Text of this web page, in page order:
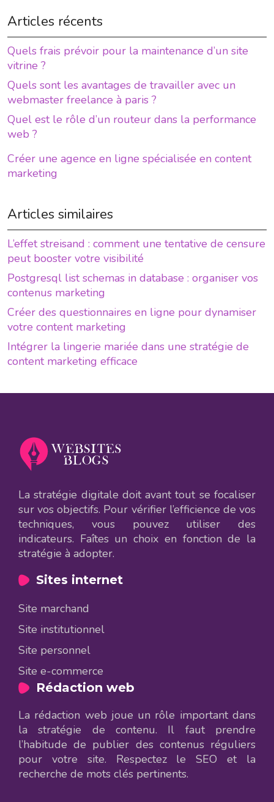
Articles récents
Quels frais prévoir pour la maintenance d’un site
vitrine ?
Quels sont les avantages de travailler avec un
webmaster freelance à paris ?
Quel est le rôle d’un routeur dans la performance
web ?
Créer une agence en ligne spécialisée en content
marketing
Articles similaires
L’effet streisand : comment une tentative de censure
peut booster votre visibilité
Postgresql list schemas in database : organiser vos
contenus marketing
Créer des questionnaires en ligne pour dynamiser
votre content marketing
Intégrer la lingerie mariée dans une stratégie de
content marketing efficace
La stratégie digitale doit avant tout se focaliser
sur vos objectifs. Pour vérifier l’efficience de vos
techniques, vous pouvez utiliser des
indicateurs. Faîtes un choix en fonction de la
stratégie à adopter.
Sites internet
Site marchand
Site institutionnel
Site personnel
Site e-commerce
Rédaction web
La rédaction web joue un rôle important dans
la stratégie de contenu. Il faut prendre
l’habitude de publier des contenus réguliers
pour votre site. Respectez le SEO et la
recherche de mots clés pertinents.